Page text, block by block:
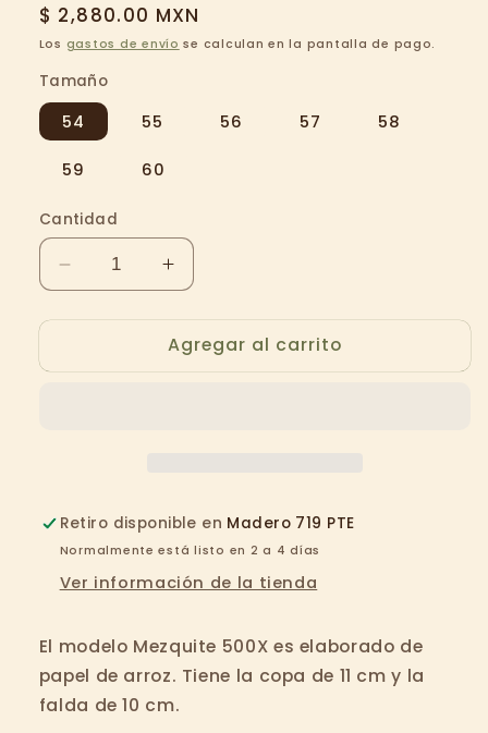
Precio
habitual
$ 2,880.00 MXN
Los gastos de envío se calculan en la pantalla de pago.
Tamaño
54 55 56 57 58
59 60
Cantidad
Reducir
cantidad
MEZQUITE
Aumentar
cantidad
MEZQUITE
Agregar al carrito
Retiro disponible en Madero 719 PTE
Normalmente está listo en 2 a 4 días
Ver información de la tienda
El modelo Mezquite 500X es elaborado de
papel de arroz. Tiene la copa de 11 cm y la
falda de 10 cm.